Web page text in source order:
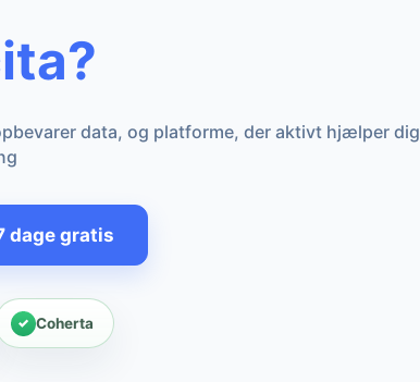
data, og platforme, der aktivt hjælper dig
dage gratis
Coherta